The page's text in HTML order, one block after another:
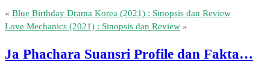
« Blue Birthday Drama Korea (2021) : Sinopsis dan Review
Love Mechanics (2021) : Sinopsis dan Review »
Ja Phachara Suansri Profile dan Fakta…